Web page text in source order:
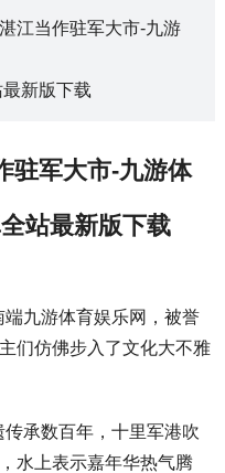
江当作驻军大市-九游
新版下载
驻军大市-九游体
站最新版下载
九游体育娱乐网，被誉
们仿佛步入了文化大不雅
承数百年，十里军港吹
水上表示嘉年华热气腾